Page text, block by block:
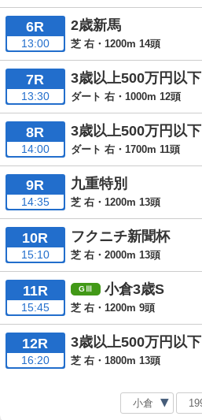
6R
13:00
2歳新馬
芝 右・1200m 14頭
7R
13:30
3歳以上500万円以下
ダート 右・1000m 12頭
8R
14:00
3歳以上500万円以下
ダート 右・1700m 11頭
9R
14:35
九重特別
芝 右・1200m 13頭
10R
15:10
フクニチ新聞杯
芝 右・2000m 13頭
11R
15:45
小倉3歳S
芝 右・1200m 9頭
12R
16:20
3歳以上500万円以下
芝 右・1800m 13頭